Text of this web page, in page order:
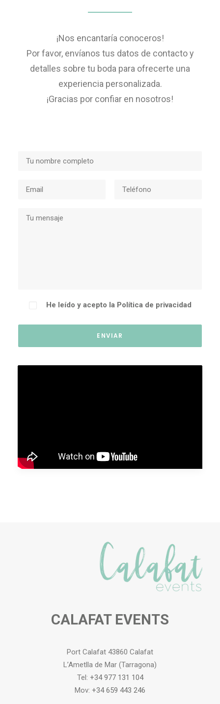
¡Nos encantaría conoceros!
Por favor, envíanos tus datos de contacto y
detalles sobre tu boda para ofrecerte una
experiencia personalizada.
¡Gracias por confiar en nosotros!
He leído y acepto la Política de privacidad
CALAFAT EVENTS
Port Calafat 43860 Calafat
L’Ametlla de Mar (Tarragona)
Tel: +34 977 131 104
Mov: +34 659 443 246